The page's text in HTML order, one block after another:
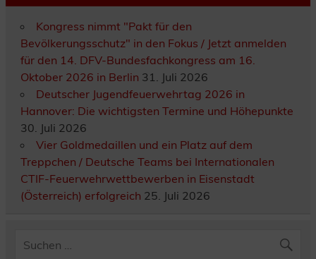
Kongress nimmt "Pakt für den
Bevölkerungsschutz" in den Fokus / Jetzt anmelden
für den 14. DFV-Bundesfachkongress am 16.
Oktober 2026 in Berlin 31. Juli 2026
Deutscher Jugendfeuerwehrtag 2026 in
Hannover: Die wichtigsten Termine und Höhepunkte
30. Juli 2026
Vier Goldmedaillen und ein Platz auf dem
Treppchen / Deutsche Teams bei Internationalen
CTIF-Feuerwehrwettbewerben in Eisenstadt
(Österreich) erfolgreich 25. Juli 2026